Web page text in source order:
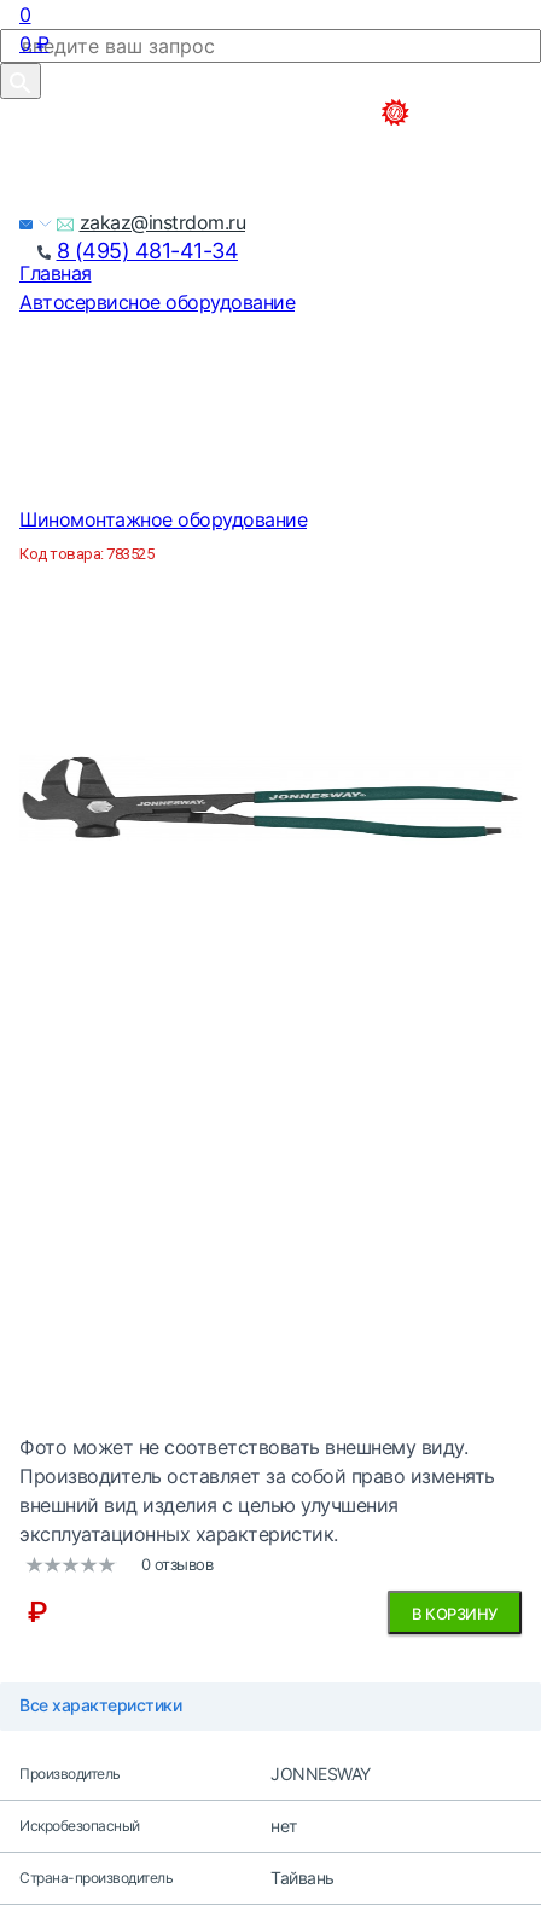
zakaz@instrdom.ru
8 (495) 481-41-34
0
0₽
Главная
Автосервисное оборудование
Шиномонтажное оборудование
Код товара:783525
Фото может не соответствовать внешнему виду.
Производитель оставляет за собой право изменять
внешний вид изделия с целью улучшения
эксплуатационных характеристик.
0 отзывов
₽ В КОРЗИНУ
Все характеристики
Производитель JONNESWAY
Искробезопасный нет
Страна-производитель Тайвань